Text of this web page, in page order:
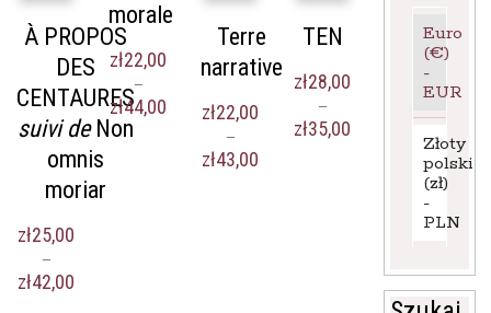
À PROPOS
DES
CENTAURES
suivi deNon
omnis
moriar
zł25,00
–
zł42,00
morale
zł22,00
–
zł44,00
zł22,00
Terre
narrative
zł22,00
–
zł43,00
TEN
zł28,00
–
zł35,00
Euro
(€)
-
EUR
Złoty
polski
(zł)
-
PLN